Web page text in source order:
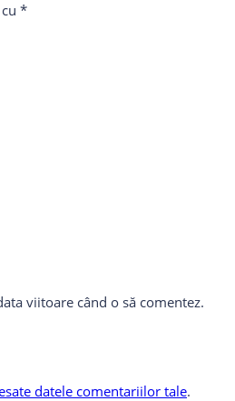
*
viitoare când o să comentez.
datele comentariilor tale.